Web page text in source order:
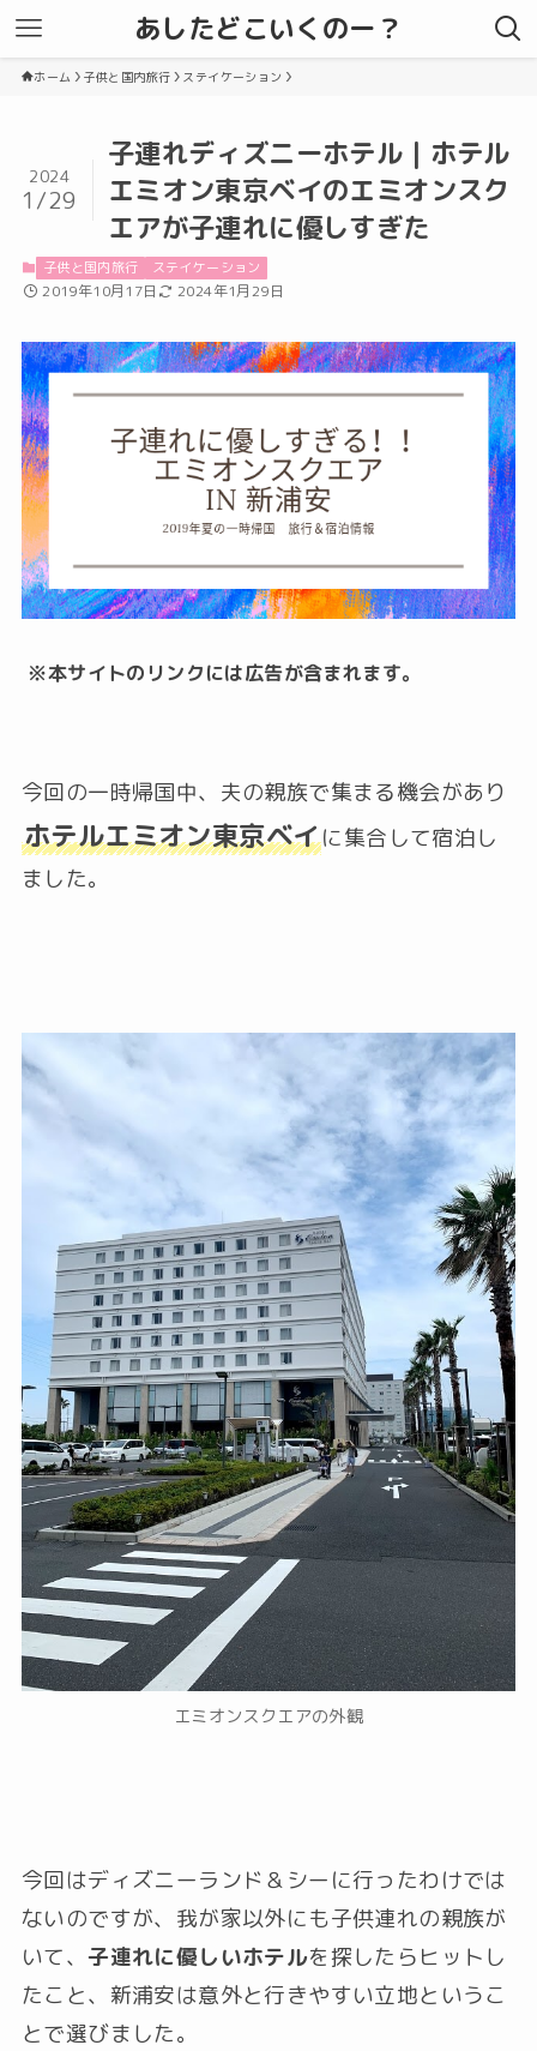
あしたどこいくのー？
ホーム 子供と国内旅行 ステイケーション
子連れディズニーホテル｜ホテル
エミオン東京ベイのエミオンスク
エアが子連れに優しすぎた
2024
1/29
子供と国内旅行 ステイケーション
2019年10月17日 2024年1月29日
※本サイトのリンクには広告が含まれます。
今回の一時帰国中、夫の親族で集まる機会があり
ホテルエミオン東京ベイに集合して宿泊し
ました。
エミオンスクエアの外観
今回はディズニーランド＆シーに行ったわけでは
ないのですが、我が家以外にも子供連れの親族が
いて、子連れに優しいホテルを探したらヒットし
たこと、新浦安は意外と行きやすい立地というこ
とで選びました。